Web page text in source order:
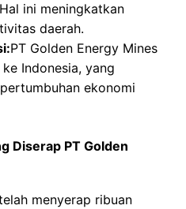
ini meningkatkan
daerah.
PT Golden Energy Mines
Indonesia, yang
ekonomi
Diserap PT Golden
menyerap ribuan